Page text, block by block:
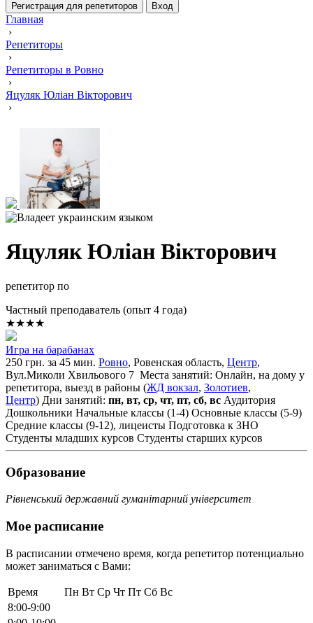
Регистрация для репетиторов Вход
Главная
›
Репетиторы
›
Репетиторы в Ровно
›
Яцуляк Юліан Вікторович
›
Яцуляк Юліан Вікторович
репетитор по
Частный преподаватель (опыт 4 года)
★★★★
Игра на барабанах
250 грн. за 45 мин. Ровно, Ровенская область, Центр,
Вул.Миколи Хвильового 7 Места занятий: Онлайн, на дому у
репетитора, выезд в районы (ЖД вокзал, Золотиев,
Центр) Дни занятий: пн, вт, ср, чт, пт, сб, вс Аудитория
Дошкольники Начальные классы (1-4) Основные классы (5-9)
Средние классы (9-12), лицеисты Подготовка к ЗНО
Студенты младших курсов Студенты старших курсов
Образование
Рівненський державний гуманітарний університет
Мое расписание
В расписании отмечено время, когда репетитор потенциально
может заниматься с Вами:
Время Пн Вт Ср Чт Пт Сб Вс
8:00-9:00